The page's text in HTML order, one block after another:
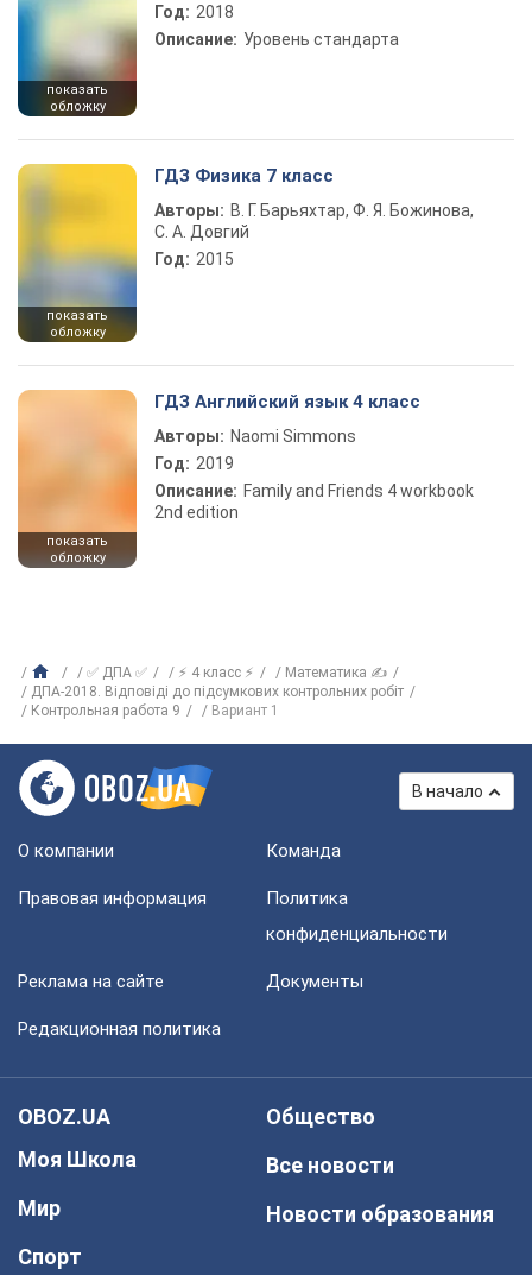
показать
обложку
Год: 2018
Описание: Уровень стандарта
показать
обложку
ГДЗ Физика 7 класс
Авторы: В. Г. Барьяхтар, Ф. Я. Божинова,
С. А. Довгий
Год: 2015
показать
обложку
ГДЗ Английский язык 4 класс
Авторы: Naomi Simmons
Год: 2019
Описание: Family and Friends 4 workbook
2nd edition
✅ ДПА ✅ ⚡ 4 класс ⚡
Математика ✍
ДПА-2018. Відповіді до підсумкових контрольних робіт
Контрольная работа 9
Вариант 1
В начало
О компании Команда
Правовая информация
Политика
конфиденциальности
Реклама на сайте Документы
Редакционная политика
OBOZ.UA
Моя Школа
Мир
Спорт
Общество
Все новости
Новости образования